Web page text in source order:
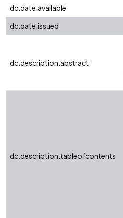
dc.date.available
dc.date.issued
dc.description.abstract
dc.description.tableofcontents